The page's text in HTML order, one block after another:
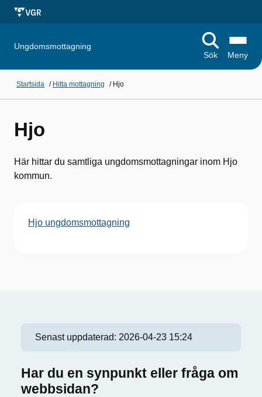
Ungdomsmottagning
Sök
Meny
Startsida / Hitta mottagning / Hjo
Hjo
Här hittar du samtliga ungdomsmottagningar inom Hjo
kommun.
Hjo ungdomsmottagning
Senast uppdaterad: 2026-04-23 15:24
Har du en synpunkt eller fråga om
webbsidan?